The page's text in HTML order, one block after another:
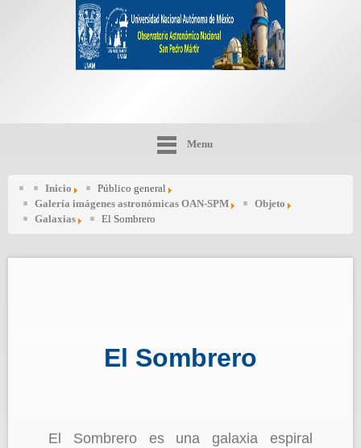
Menu
Inicio
Público general
Galería imágenes astronómicas OAN-SPM
Objeto
Galaxias
El Sombrero
El Sombrero
El Sombrero es una galaxia espiral